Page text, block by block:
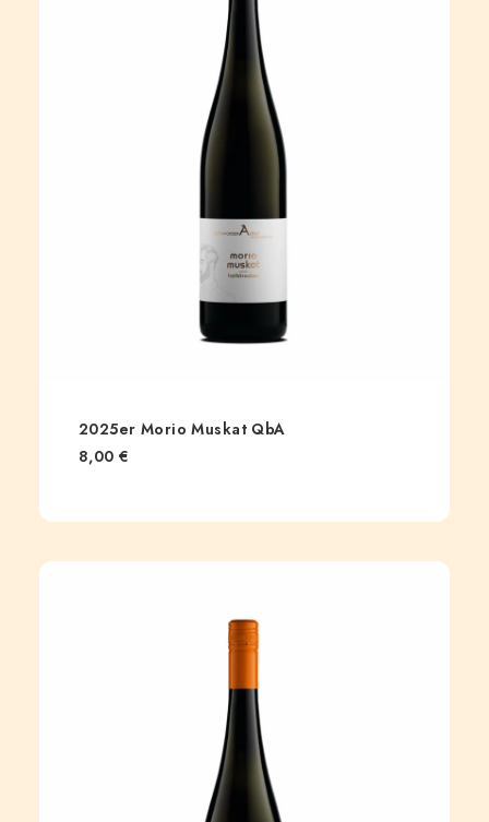
2025er Morio Muskat QbA
8,00€